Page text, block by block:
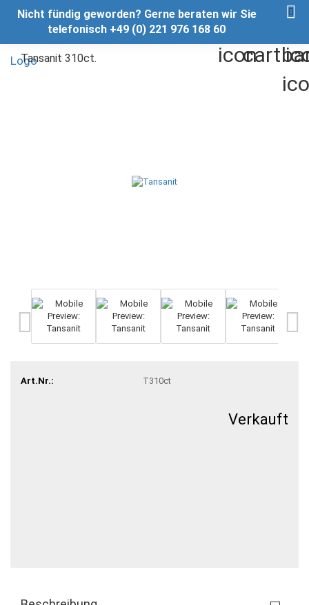
Nicht fündig geworden? Gerne beraten wir Sie
telefonisch +49 (0) 221 976 168 60
Tansanit 310ct.
Art.Nr.: T310ct
Verkauft